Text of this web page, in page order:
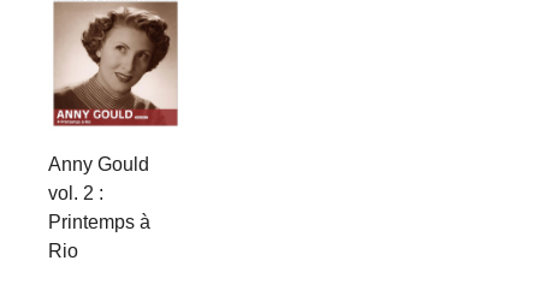
Anny Gould
vol. 2 :
Printemps à
Rio